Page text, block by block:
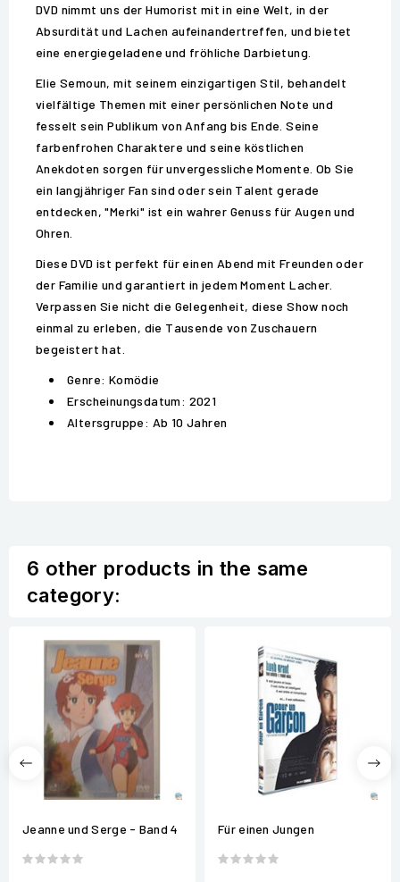
DVD nimmt uns der Humorist mit in eine Welt, in der
Absurdität und Lachen aufeinandertreffen, und bietet
eine energiegeladene und fröhliche Darbietung.
Elie Semoun, mit seinem einzigartigen Stil, behandelt
vielfältige Themen mit einer persönlichen Note und
fesselt sein Publikum von Anfang bis Ende. Seine
farbenfrohen Charaktere und seine köstlichen
Anekdoten sorgen für unvergessliche Momente. Ob Sie
ein langjähriger Fan sind oder sein Talent gerade
entdecken, "Merki" ist ein wahrer Genuss für Augen und
Ohren.
Diese DVD ist perfekt für einen Abend mit Freunden oder
der Familie und garantiert in jedem Moment Lacher.
Verpassen Sie nicht die Gelegenheit, diese Show noch
einmal zu erleben, die Tausende von Zuschauern
begeistert hat.
Genre: Komödie
Erscheinungsdatum: 2021
Altersgruppe: Ab 10 Jahren
6 other products in the same
category:
Jeanne und Serge - Band 4 Für einen Jungen